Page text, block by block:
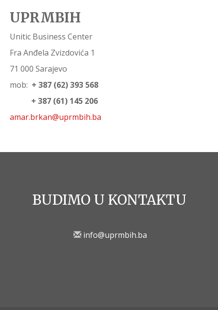
UPRMBIH
Unitic Business Center
Fra Anđela Zvizdovića 1
71 000 Sarajevo
mob: + 387 (62) 393 568
+ 387 (61) 145 206
amar.brkan@uprmbih.ba
BUDIMO U KONTAKTU
info@uprmbih.ba